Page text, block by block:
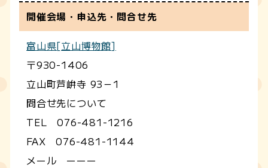
開催会場・申込先・問合せ先
富山県[立山博物館]
〒930-1406
立山町芦峅寺 93－1
問合せ先について
TEL 076-481-1216
FAX 076-481-1144
メール ーーー